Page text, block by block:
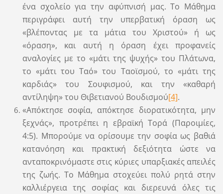
ένα σχολείο για την αφύπνισή μας. Το Μάθημα
περιγράφει αυτή την υπερβατική όραση ως
«βλέποντας με τα μάτια του Χριστού» ή ως
«όραση», και αυτή η όραση έχει προφανείς
αναλογίες με το «μάτι της ψυχής» του Πλάτωνα,
το «μάτι του Ταό» του Ταοϊσμού, το «μάτι της
καρδιάς» του Σουφισμού, και την «καθαρή
αντίληψη» του Θιβετιανού Βουδισμού[4].
«Απόκτησε σοφία, απόκτησε διορατικότητα, μην
ξεχνάς», προτρέπει η εβραϊκή Τορά (Παροιμίες,
4:5). Μπορούμε να ορίσουμε την σοφία ως βαθιά
κατανόηση και πρακτική δεξιότητα ώστε να
ανταποκρινόμαστε στις κύριες υπαρξιακές απειλές
της ζωής. Το Μάθημα στοχεύει πολύ ρητά στην
καλλιέργεια της σοφίας και διερευνά όλες τις